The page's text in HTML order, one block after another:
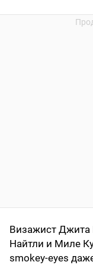
Визажист Джита
Найтли и Миле
smokey-eyes